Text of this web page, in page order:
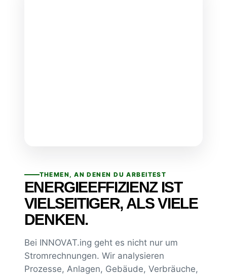
THEMEN, AN DENEN DU ARBEITEST
ENERGIEEFFIZIENZ IST
VIELSEITIGER, ALS VIELE
DENKEN.
Bei INNOVAT.ing geht es nicht nur um
Stromrechnungen. Wir analysieren
Prozesse, Anlagen, Gebäude, Verbräuche,